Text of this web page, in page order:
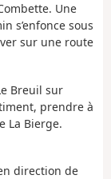
Une
s’enfonce sous
sur une route
Breuil sur
prendre à
La Bierge.
direction de